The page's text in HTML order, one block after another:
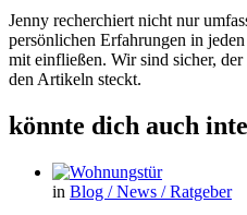
Jenny recherchiert nicht nur
persönlichen Erfahrungen in
mit einfließen. Wir sind sicher,
den Artikeln steckt.
könnte dich auch
in Blog / News / Ratgeber